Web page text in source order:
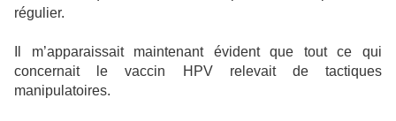
régulier.
Il m’apparaissait maintenant évident que tout ce qui
concernait le vaccin HPV relevait de tactiques
manipulatoires.